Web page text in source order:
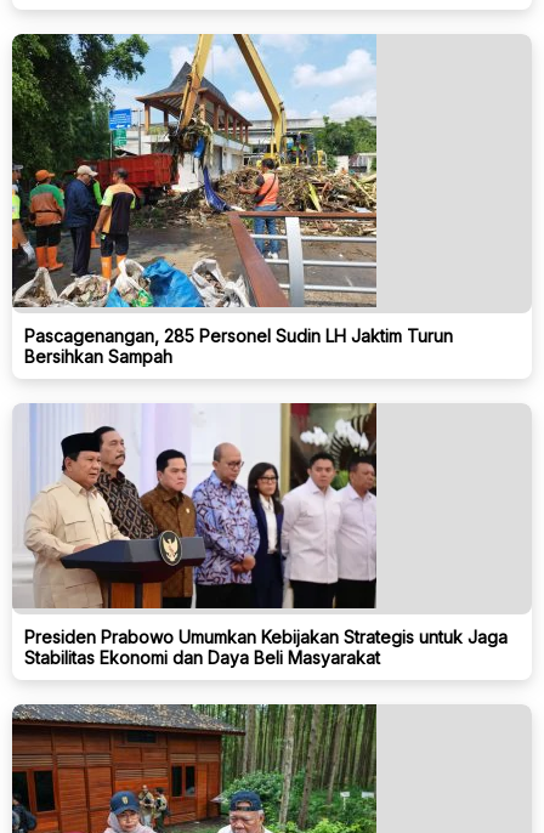
Pascagenangan, 285 Personel Sudin LH Jaktim Turun
Bersihkan Sampah
Presiden Prabowo Umumkan Kebijakan Strategis untuk Jaga
Stabilitas Ekonomi dan Daya Beli Masyarakat